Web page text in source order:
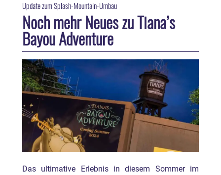
Update zum Splash-Mountain-Umbau
Noch mehr Neues zu Tiana’s
Bayou Adventure
Das ultimative Erlebnis in diesem Sommer im